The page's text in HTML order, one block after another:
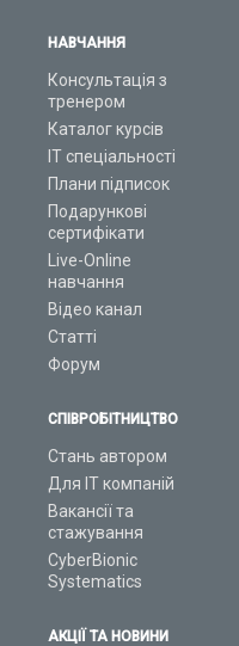
НАВЧАННЯ
Консультація з
тренером
Каталог курсів
ІТ спеціальності
Плани підписок
Подарункові
сертифікати
Live-Online
навчання
Відео канал
Статті
Форум
СПІВРОБІТНИЦТВО
Стань автором
Для ІТ компаній
Вакансії та
стажування
CyberBionic
Systematics
АКЦІЇ ТА НОВИНИ